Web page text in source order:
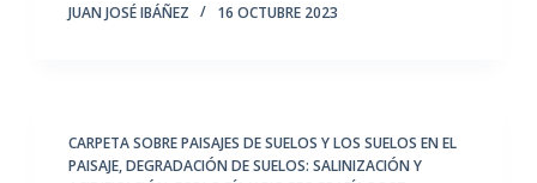
JUAN JOSÉ IBÁÑEZ 16 OCTUBRE 2023
CARPETA SOBRE PAISAJES DE SUELOS Y LOS SUELOS EN EL
PAISAJE,DEGRADACIÓN DE SUELOS: SALINIZACIÓN Y